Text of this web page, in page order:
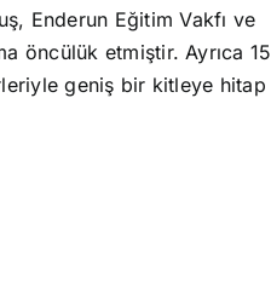
Enderun Eğitim Vakfı ve
öncülük etmiştir. Ayrıca 15
geniş bir kitleye hitap